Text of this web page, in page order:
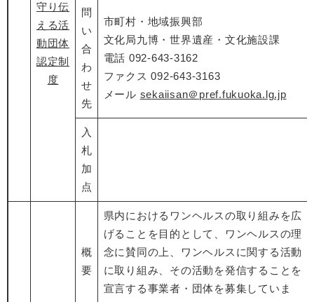
守り伝
える活
動団体
認定制
度
問
い
合
わ
せ
先
市町村・地域振興部
文化局九博・世界遺産・文化施設課
電話 092-643-3162
ファクス 092-643-3163
​メール sekaiisan＠pref.fukuoka.lg.jp
入
札
加
点
概
要
県内におけるワンヘルスの取り組みを広
げることを目的として、ワンヘルスの理
念に賛同の上、ワンヘルスに関する活動
に取り組み、その活動を発信することを
宣言する事業者・団体を募集していま